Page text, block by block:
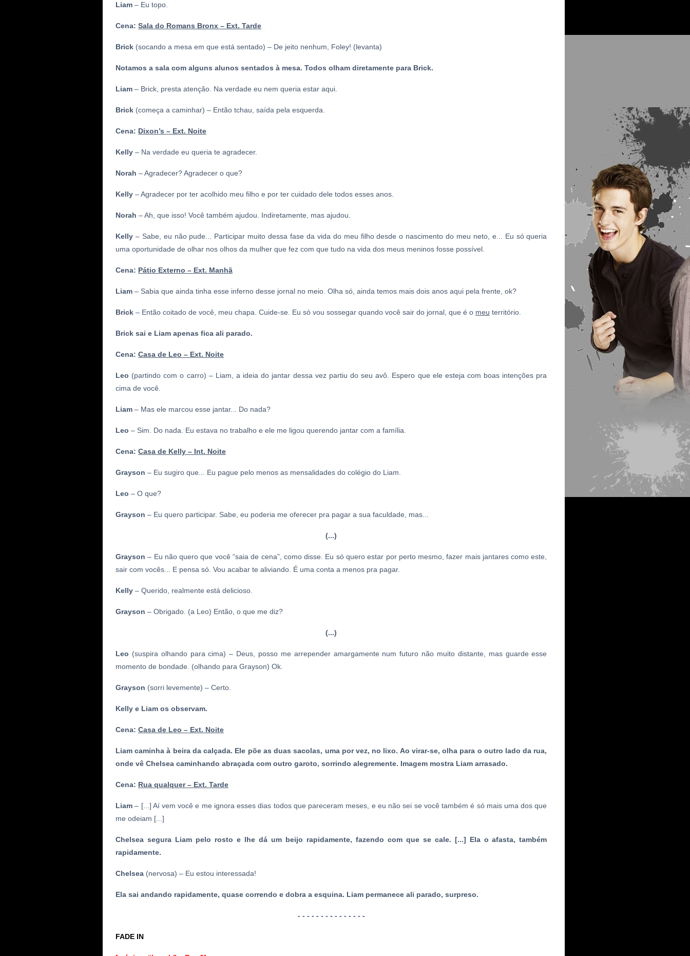
Liam – Eu topo.
Cena: Sala do Romans Bronx – Ext. Tarde
Brick (socando a mesa em que está sentado) – De jeito nenhum, Foley! (levanta)
Notamos a sala com alguns alunos sentados à mesa. Todos olham diretamente para Brick.
Liam – Brick, presta atenção. Na verdade eu nem queria estar aqui.
Brick (começa a caminhar) – Então tchau, saída pela esquerda.
Cena: Dixon’s – Ext. Noite
Kelly – Na verdade eu queria te agradecer.
Norah – Agradecer? Agradecer o que?
Kelly – Agradecer por ter acolhido meu filho e por ter cuidado dele todos esses anos.
Norah – Ah, que isso! Você também ajudou. Indiretamente, mas ajudou.
Kelly – Sabe, eu não pude... Participar muito dessa fase da vida do meu filho desde o nascimento do meu neto, e... Eu só queria
uma oportunidade de olhar nos olhos da mulher que fez com que tudo na vida dos meus meninos fosse possível.
Cena: Pátio Externo – Ext. Manhã
Liam – Sabia que ainda tinha esse inferno desse jornal no meio. Olha só, ainda temos mais dois anos aqui pela frente, ok?
Brick – Então coitado de você, meu chapa. Cuide-se. Eu só vou sossegar quando você sair do jornal, que é o meu território.
Brick sai e Liam apenas fica ali parado.
Cena: Casa de Leo – Ext. Noite
Leo (partindo com o carro) – Liam, a ideia do jantar dessa vez partiu do seu avô. Espero que ele esteja com boas intenções pra
cima de você.
Liam – Mas ele marcou esse jantar... Do nada?
Leo – Sim. Do nada. Eu estava no trabalho e ele me ligou querendo jantar com a família.
Cena: Casa de Kelly – Int. Noite
Grayson – Eu sugiro que... Eu pague pelo menos as mensalidades do colégio do Liam.
Leo – O que?
Grayson – Eu quero participar. Sabe, eu poderia me oferecer pra pagar a sua faculdade, mas...
(...)
Grayson – Eu não quero que você “saia de cena”, como disse. Eu só quero estar por perto mesmo, fazer mais jantares como este,
sair com vocês... E pensa só. Vou acabar te aliviando. É uma conta a menos pra pagar.
Kelly – Querido, realmente está delicioso.
Grayson – Obrigado. (a Leo) Então, o que me diz?
(...)
Leo (suspira olhando para cima) – Deus, posso me arrepender amargamente num futuro não muito distante, mas guarde esse
momento de bondade. (olhando para Grayson) Ok.
Grayson (sorri levemente) – Certo.
Kelly e Liam os observam.
Cena: Casa de Leo – Ext. Noite
Liam caminha à beira da calçada. Ele põe as duas sacolas, uma por vez, no lixo. Ao virar-se, olha para o outro lado da rua,
onde vê Chelsea caminhando abraçada com outro garoto, sorrindo alegremente. Imagem mostra Liam arrasado.
Cena: Rua qualquer – Ext. Tarde
Liam– [...] Aívem você e me ignora esses dias todos que pareceram meses, e eu não sei se você também é só mais uma dos que
me odeiam [...]
Chelsea segura Liam pelo rosto e lhe dá um beijo rapidamente, fazendo com que se cale. [...] Ela o afasta, também
rapidamente.
Chelsea (nervosa) – Eu estou interessada!
Ela sai andando rapidamente, quase correndo e dobra a esquina. Liam permanece ali parado, surpreso.
- - - - - - - - - - - - - - -
FADE IN